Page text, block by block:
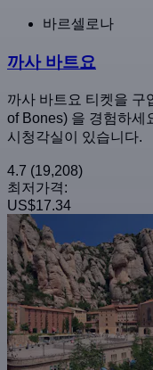
바르셀로나
까사 바트요
까사 바트요 티켓을 구
of Bones) 을 경험하세
시청각실이 있습니다.
4.7 (19,208)
최저가격:
US$17.34